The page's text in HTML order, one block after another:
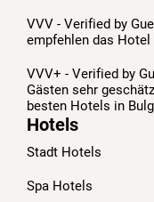
VVV - Verified by
empfehlen das Hotel
VVV+ - Verified by
Gästen sehr
besten Hotels in
Hotels
Stadt Hotels
Spa Hotels